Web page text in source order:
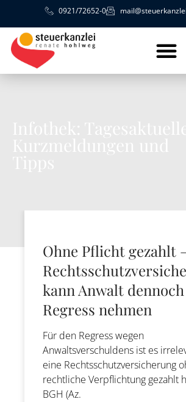
0921/72652-0
Ohne Pflicht gezahlt
kann Anwalt
Regress nehmen
Für den Regress wegen
Anwaltsverschuldens ist es
eine Rechtsschutzversicherung
rechtliche Verpflichtung gezahlt
BGH (Az.